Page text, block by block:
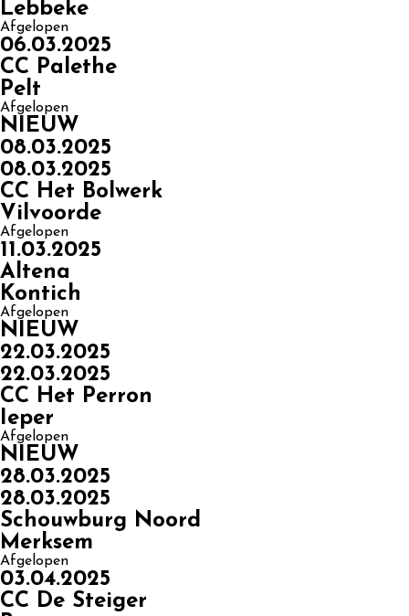
Lebbeke
Afgelopen
06.03.2025
CC Palethe
Pelt
Afgelopen
NIEUW
08.03.2025
08.03.2025
CC Het Bolwerk
Vilvoorde
Afgelopen
11.03.2025
Altena
Kontich
Afgelopen
NIEUW
22.03.2025
22.03.2025
CC Het Perron
Ieper
Afgelopen
NIEUW
28.03.2025
28.03.2025
Schouwburg Noord
Merksem
Afgelopen
03.04.2025
CC De Steiger